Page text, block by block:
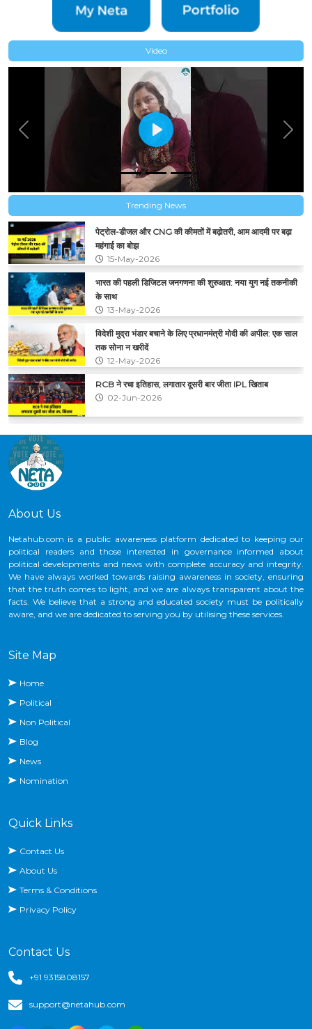
भारत में महंगाई की समस्या को लेकर आपकी क्या राय है ?
India
31-Jan-2029
E-10 लाओ, आरक्षण हटाओ
India
18-Nov-2026
कॉकरोच जनता पार्टी के बढ़ते फॉलोअर्स पर आपकी क्या प्रतिक्रिया
India
21-May-2029
क्या सरकार को स्वतंत्र रूप से E-20 ईंधन डलवाने का विकल्प देना
चाहिए ?
विधानसभा चुनाव में रालोद+भाजपा गठबंधन का फायदा किसको
India
25-Feb-2027
Google’s CEO can come from India, but why
can’t Google itself come from India?
India
क्या पीएम मोदी के पेपर लीक को लेकर Gen Z के लिए जारी वीडियो
India
19-May-2027
Video
Previous Next
Trending News
पेट्रोल-डीजल और CNG की कीमतों में बढ़ोतरी, आम आदमी पर बढ़ा
महंगाई का बोझ
15-May-2026
भारत की पहली डिजिटल जनगणना की शुरुआत: नया युग नई तकनीकी
के साथ
13-May-2026
विदेशी मुद्रा भंडार बचाने के लिए प्रधानमंत्री मोदी की अपील: एक साल
तक सोना न खरीदें
12-May-2026
RCB ने रचा इतिहास, लगातार दूसरी बार जीता IPL खिताब
02-Jun-2026
CNG के कीमतों में फिर बढ़ोतरी, ₹2 प्रति किलो का हुआ इजाफा
About Us
Netahub.com is a public awareness platform dedicated to keeping our
political readers and those interested in governance informed about
political developments and news with complete accuracy and integrity.
We have always worked towards raising awareness in society, ensuring
that the truth comes to light, and we are always transparent about the
facts. We believe that a strong and educated society must be politically
aware, and we are dedicated to serving you by utilising these services.
Site Map
Home
Political
Non Political
Blog
News
Nomination
Quick Links
Contact Us
About Us
Terms & Conditions
Privacy Policy
Contact Us
+91 9315808157
support@netahub.com